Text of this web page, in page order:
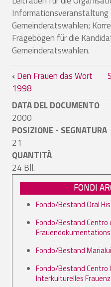
Informationsveranstaltung
Gemeinderatswahlen;
Fragebögen für die
Gemeinderatswahlen.
Link di
‹ Den Frauen das Wort
1998
DATA DEL DOCUMENTO
2000
POSIZIONE - SEGNATURA
21
QUANTITÀ
24 Bll.
FONDI
Fondo/Bestand Oral
Fondo/Bestand
Fondo/Bestand
Fondo/Bestand Centro
Interkulturelles